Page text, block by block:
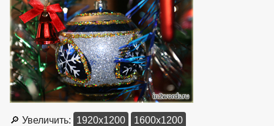
🔎 Увеличить: 1920x1200
1600x1200